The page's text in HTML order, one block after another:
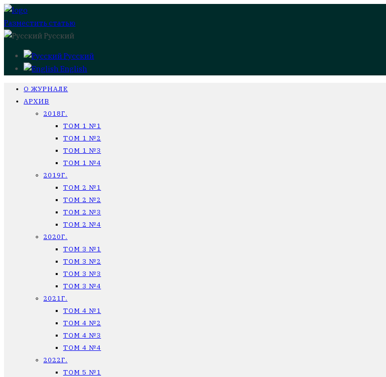
Разместить статью
Русский
Русский
English
О ЖУРНАЛЕ
АРХИВ
2018Г.
ТОМ 1 №1
ТОМ 1 №2
ТОМ 1 №3
ТОМ 1 №4
2019Г.
ТОМ 2 №1
ТОМ 2 №2
ТОМ 2 №3
ТОМ 2 №4
2020Г.
ТОМ 3 №1
ТОМ 3 №2
ТОМ 3 №3
ТОМ 3 №4
2021Г.
ТОМ 4 №1
ТОМ 4 №2
ТОМ 4 №3
ТОМ 4 №4
2022Г.
ТОМ 5 №1